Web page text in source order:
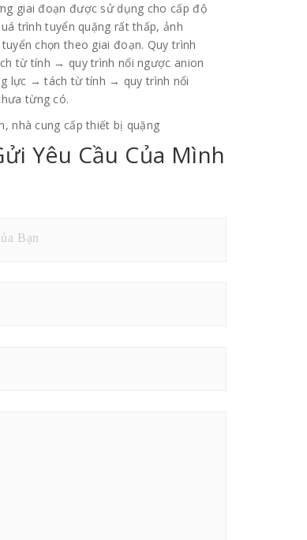
giai đoạn được sử dụng cho cấp độ
trình tuyển quặng rất thấp, ảnh
chọn theo giai đoạn. Quy trình
từ tính → quy trình nổi ngược anion
lực → tách từ tính → quy trình nổi
từng có.
nhà cung cấp thiết bị quặng
Yêu Cầu Của Mình